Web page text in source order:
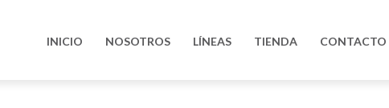
INICIO NOSOTROS LÍNEAS TIENDA CONTACTO